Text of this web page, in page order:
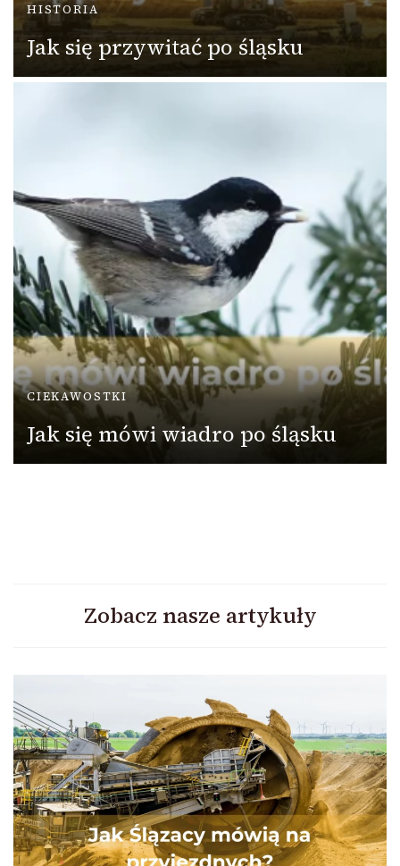
HISTORIA
Jak się przywitać po śląsku
CIEKAWOSTKI
Jak się mówi wiadro po śląsku
Zobacz nasze artykuły